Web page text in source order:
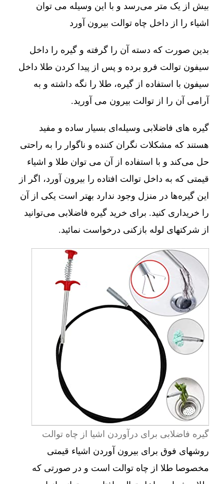
بیش از یک متر می‌رسد و با این وسیله می توان
اشیاء را از داخل چاه توالت بیرون آورد
بدین صورت که دسته آن را گرفته و گیره را داخل
سیفون توالت فرو برده و پس از پیدا کردن طلا داخل
سیفون با استفاده از گیره، طلا را نگه داشته و به
آرامی آن را از توالت بیرون می آورید.
گیره های فاضلابی وسیله‌ای بسیار ساده و مفید
هستند که مشکلات نگران کننده و ناگوار را به راحتی
حل می‌کند و با استفاده از آن می توان طلا و اشیاء
قیمتی که به داخل توالت افتاده را بیرون آورد، اگر از
این گیره‌ها در منزل وجود ندارد بهتر است یکی از آن
را خریداری کنید. برای خرید گیره فاضلابی می‌توانید
از شرکتهای لوله بازکنی درخواست نمائید.
گیره فاضلابی برای درآوردن اشیا از چاه توالت
روشهای فوق برای بیرون آوردن اشیاء قیمتی
مخصوصا طلا از چاه توالت است و در صورتی که